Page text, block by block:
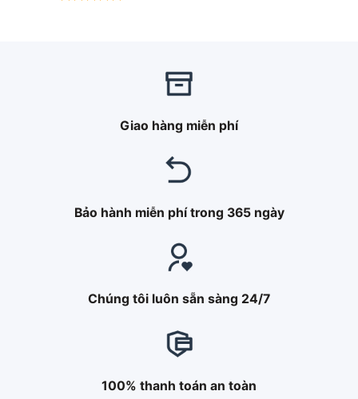
Giao hàng miễn phí
Bảo hành miễn phí trong 365 ngày
Chúng tôi luôn sẵn sàng 24/7
100% thanh toán an toàn